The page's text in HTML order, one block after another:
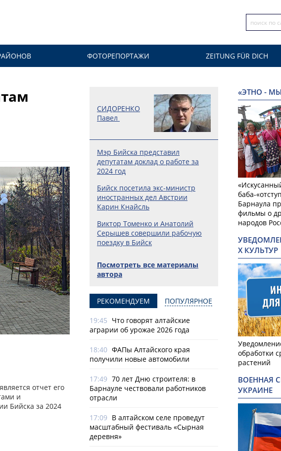
ФОТОРЕПОРТАЖИ ZEITUNG FÜR DICH
отчет его
и
Бийска за 2024
СИДОРЕНКО
Павел
Мэр Бийска представил
депутатам доклад о работе за
2024 год
Бийск посетила экс-министр
иностранных дел Австрии
Карин Кнайсль
Виктор Томенко и Анатолий
Серышев совершили рабочую
поездку в Бийск
Посмотреть все материалы
автора
РЕКОМЕНДУЕМ ПОПУЛЯРНОЕ
19:45 Что говорят алтайские
аграрии об урожае 2026 года
18:40 ФАПы Алтайского края
получили новые автомобили
17:49 70 лет Дню строителя: в
Барнауле чествовали работников
отрасли
17:09 В алтайском селе проведут
масштабный фестиваль «Сырная
деревня»
«ЭТНО -
баба-
Барнаула
фильмы о
народов
Х КУЛЬТУР
обработки
растений
ВОЕННАЯ
УКРАИНЕ